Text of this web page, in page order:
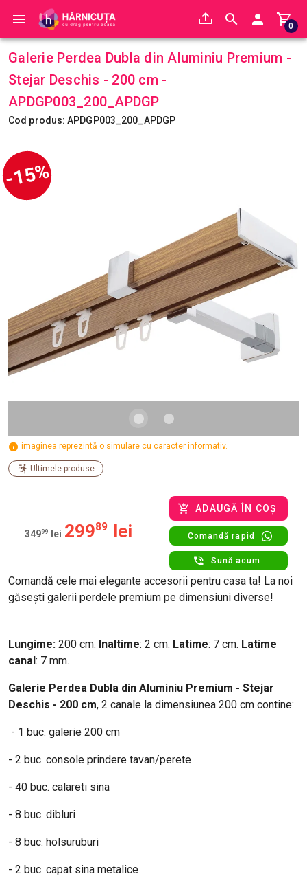
0
Galerie Perdea Dubla din Aluminiu Premium -
Stejar Deschis - 200 cm -
APDGP003_200_APDGP
Cod produs: APDGP003_200_APDGP
-15%
imaginea reprezintă o simulare cu caracter informativ.
Ultimele produse
34999 lei 29989 lei
ADAUGĂ ÎN COȘ
Comandă rapid
Sună acum
Comandă cele mai elegante accesorii pentru casa ta! La noi
găsești galerii perdele premium pe dimensiuni diverse!
Lungime: 200 cm. Inaltime: 2 cm. Latime: 7 cm. Latime
canal: 7 mm.
Galerie Perdea Dubla din Aluminiu Premium - Stejar
Deschis - 200 cm, 2 canale la dimensiunea 200 cm contine:
- 1 buc. galerie 200 cm
- 2 buc. console prindere tavan/perete
- 40 buc. calareti sina
- 8 buc. dibluri
- 8 buc. holsuruburi
- 2 buc. capat sina metalice